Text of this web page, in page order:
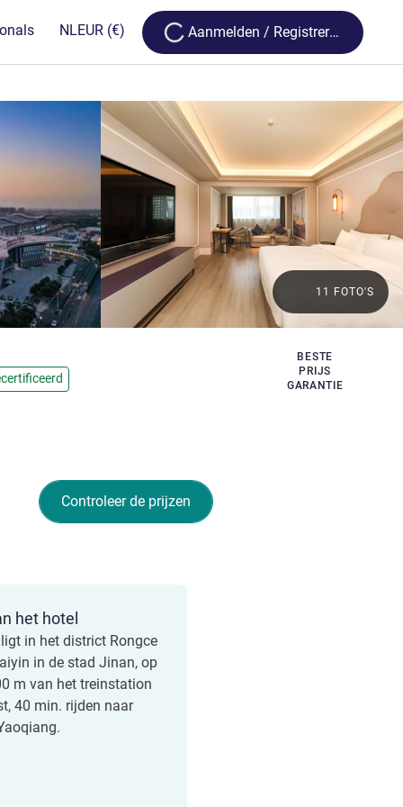
NLEUR (€) Loading...
Aanmelden / Registreren
BESTE
PRIJS
GARANTIE
11 FOTO'S
Controleer de prijzen
het hotel
in het district Rongce
in de stad Jinan, op
m van het treinstation
40 min. rijden naar